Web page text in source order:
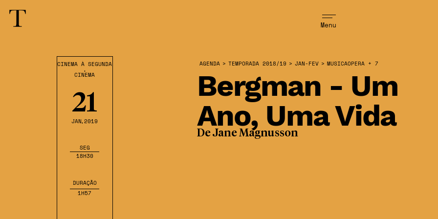
Menu
Bergman - Um
Ano, Uma Vida
CINEMA À SEGUNDA
,
CINEMA
21
JAN,2019
SEG
18H30
DURAÇÃO
1H57
AGENDA > TEMPORADA 2018/19 > JAN-FEV > MUSICAOPERA + 7
De Jane Magnusson